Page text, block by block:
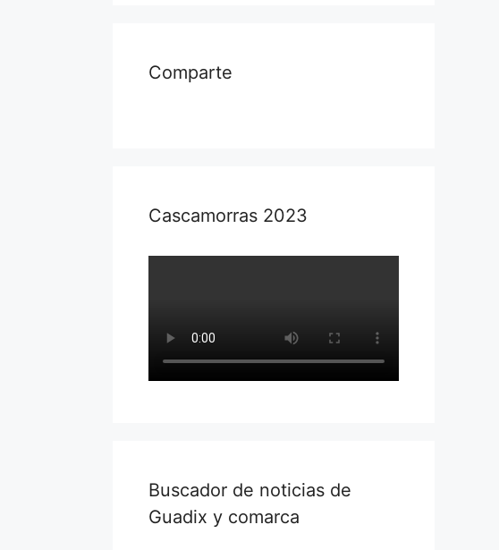
Comparte
Cascamorras 2023
Buscador de noticias de
Guadix y comarca